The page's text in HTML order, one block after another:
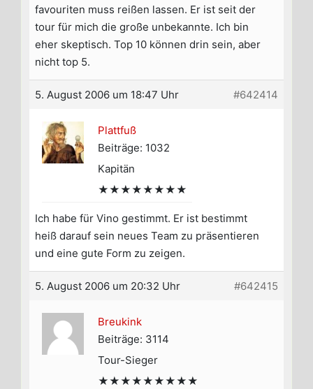
favouriten muss reißen lassen. Er ist seit der
tour für mich die große unbekannte. Ich bin
eher skeptisch. Top 10 können drin sein, aber
nicht top 5.
5. August 2006 um 18:47 Uhr #642414
Plattfuß
Beiträge: 1032
Kapitän
★★★★★★★★
Ich habe für Vino gestimmt. Er ist bestimmt
heiß darauf sein neues Team zu präsentieren
und eine gute Form zu zeigen.
5. August 2006 um 20:32 Uhr #642415
Breukink
Beiträge: 3114
Tour-Sieger
★★★★★★★★★